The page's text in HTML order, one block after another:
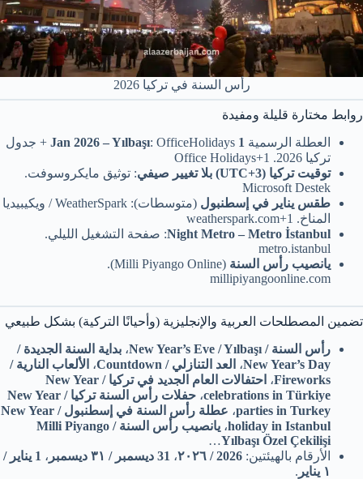
رأس السنة في تركيا 2026
روابط مختارة قليلة ومفيدة
العطلة الرسمية 1 Jan 2026 – Yılbaşı
: OfficeHolidays + جدول
تركيا 2026. Office Holidays+1
توقيت تركيا (UTC+3) بلا تغيير صيفي
: توثيق مايكروسوفت.
Microsoft Destek
طقس يناير في إسطنبول
(متوسطات): WeatherSpark / ويكيبيديا
المناخ. weatherspark.com+1
Night Metro – Metro İstanbul: صفحة التشغيل الليلي.
metro.istanbul
يانصيب رأس السنة
(Milli Piyango Online).
millipiyangoonline.com
تضمين المصطلحات العربية والإنجليزية (وأحيانًا التركية) بشكل طبيعي
رأس السنة / New Year’s Eve / Yılbaşı
، بداية السنة الجديدة /
New Year’s Day، العد التنازلي / Countdown ، الألعاب النارية /
Fireworks،
احتفالات العام الجديد في تركيا / New Year
celebrations in Türkiye،
حفلات رأس السنة تركيا / New Year
parties in Turkey،
عطلة رأس السنة في إسطنبول / New Year
holiday in Istanbul،
يانصيب رأس السنة / Milli Piyango
Yılbaşı Özel Çekilişi
…
الأرقام بالهيئتين: 2026 / ٢٠٢٦ ، 31 ديسمبر / ٣١ ديسمبر ،
1 يناير /
١ يناير
.